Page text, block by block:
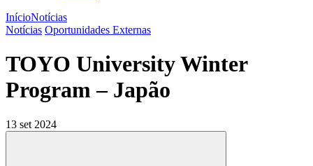
InícioNotícias
Notícias Oportunidades Externas
TOYO University Winter
Program – Japão
13 set 2024